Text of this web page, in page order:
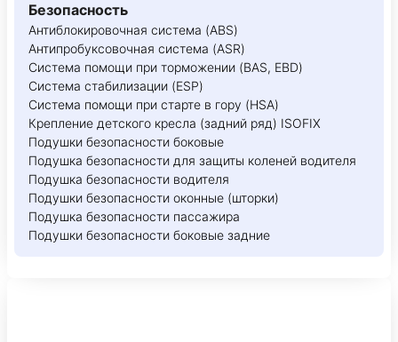
Безопасность
Антиблокировочная система (ABS)
Антипробуксовочная система (ASR)
Система помощи при торможении (BAS, EBD)
Система стабилизации (ESP)
Система помощи при старте в гору (HSA)
Крепление детского кресла (задний ряд) ISOFIX
Подушки безопасности боковые
Подушка безопасности для защиты коленей водителя
Подушка безопасности водителя
Подушки безопасности оконные (шторки)
Подушка безопасности пассажира
Подушки безопасности боковые задние